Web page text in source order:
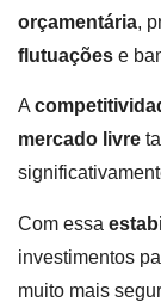
orçamentária,
flutuações e
A
mercado livre
Com essa
investimentos
muito mais